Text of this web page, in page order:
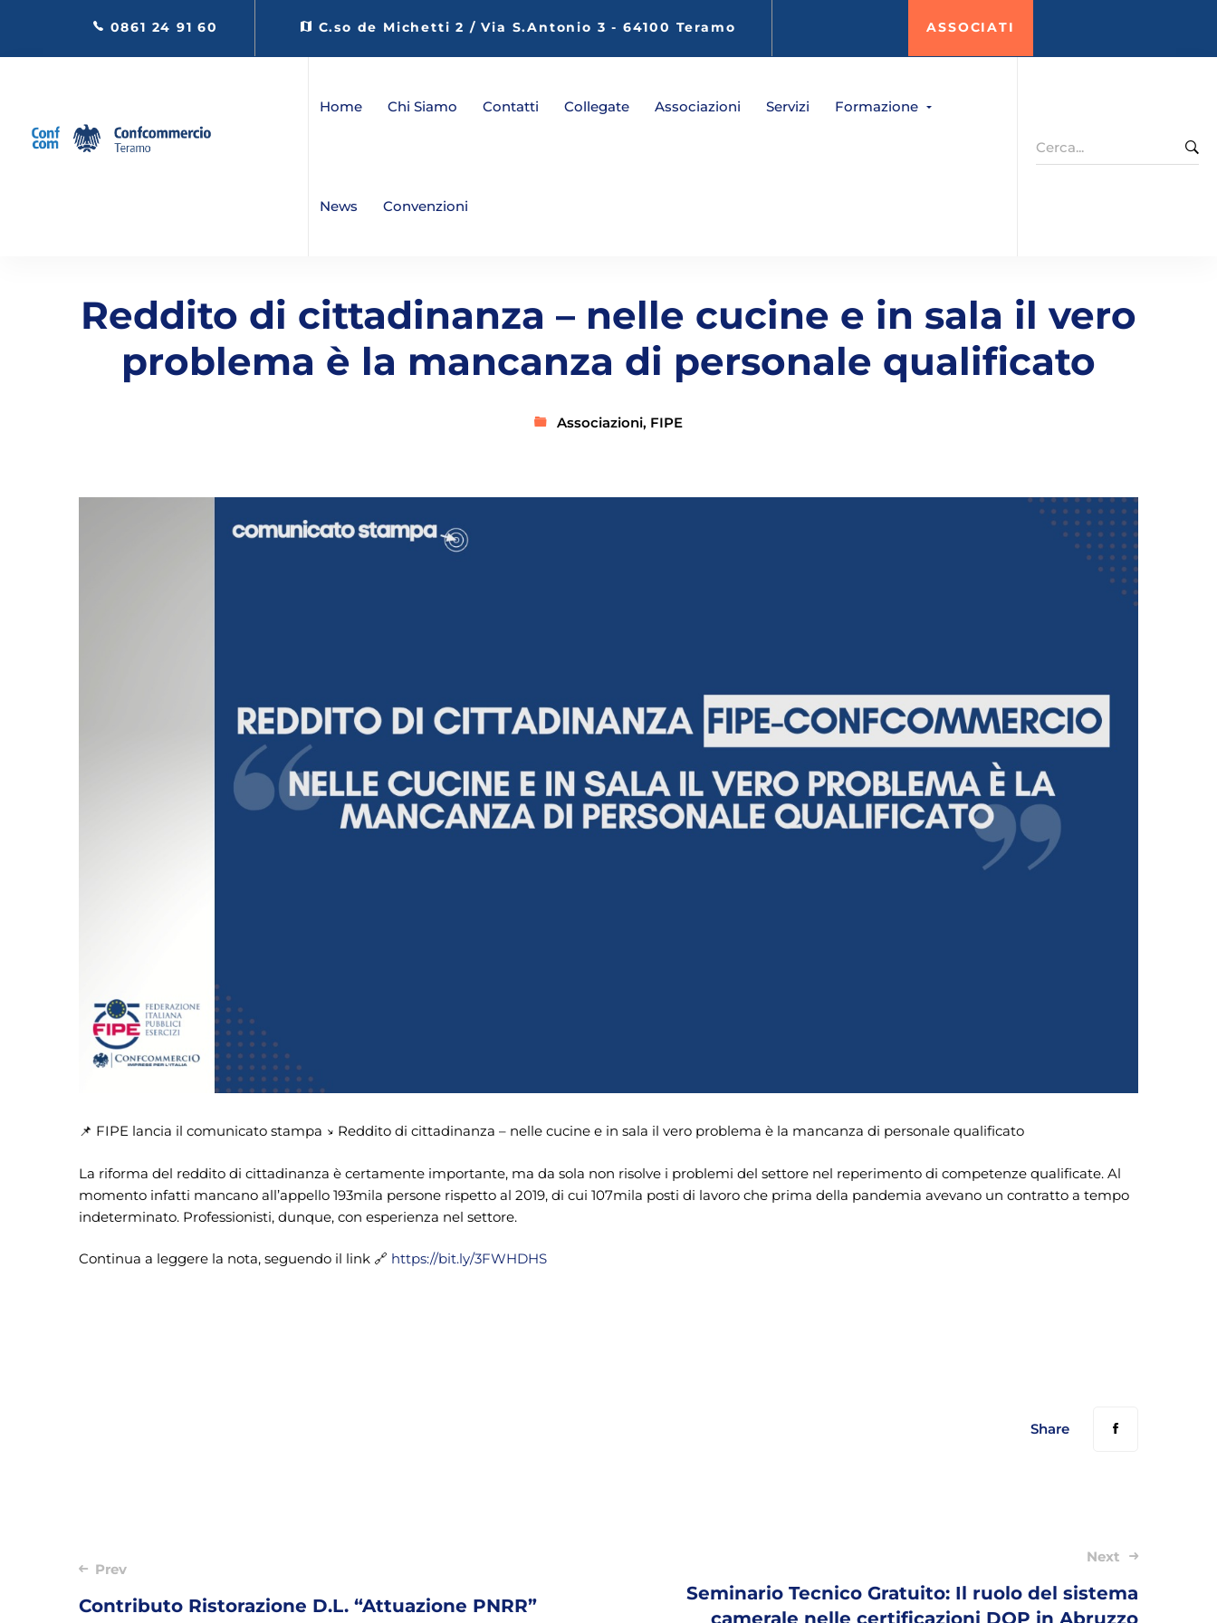
0861 24 91 60 C.so de Michetti 2 / Via S.Antonio 3 - 64100 Teramo ASSOCIATI
Home Chi Siamo Contatti Collegate Associazioni Servizi Formazione
News Convenzioni
Search
for:
Reddito di cittadinanza – nelle cucine e in sala il vero
problema è la mancanza di personale qualificato
Associazioni, FIPE
📌 FIPE lancia il comunicato stampa ↘️ Reddito di cittadinanza – nelle cucine e in sala il vero problema è la mancanza di personale qualificato
La riforma del reddito di cittadinanza è certamente importante, ma da sola non risolve i problemi del settore nel reperimento di competenze qualificate. Al
momento infatti mancano all’appello 193mila persone rispetto al 2019, di cui 107mila posti di lavoro che prima della pandemia avevano un contratto a tempo
indeterminato. Professionisti, dunque, con esperienza nel settore.
Continua a leggere la nota, seguendo il link 🔗 https://bit.ly/3FWHDHS
Share
Post
navigation
Prev
Contributo Ristorazione D.L. “Attuazione PNRR”
Next
Seminario Tecnico Gratuito: Il ruolo del sistema
camerale nelle certificazioni DOP in Abruzzo